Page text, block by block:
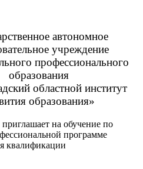
автономное
учреждение
профессионального
образования
областной институт
образования»
на обучение по
программе
квалификации